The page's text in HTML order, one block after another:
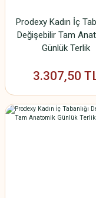
Prodexy Kadın İç
Değişebilir Tam
Günlük Terlik
3.307,50